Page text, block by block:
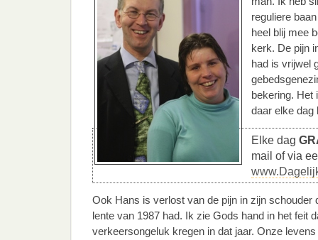
reguliere
heel blij mee
kerk. De pijn
had is vrijwel
bekering. Het
daar elke dag
Elke dag
mail of via
Ook Hans is verlost van de pijn in zijn schouder
lente van 1987 had. Ik zie Gods hand in het feit
verkeersongeluk kregen in dat jaar. Onze